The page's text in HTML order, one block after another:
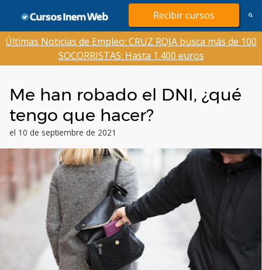
contenido
Recibir cursos
Últimas Noticias de Empleo: CRUZ ROJA busca más de 100
SOCORRISTAS: Hasta 1.400 euros
Me han robado el DNI, ¿qué
tengo que hacer?
el 10 de septiembre de 2021